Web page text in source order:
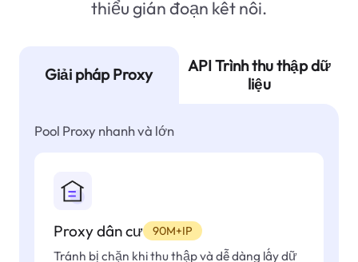
thiểu gián đoạn kết nối.
Giải pháp Proxy
API Trình thu thập dữ
liệu
Pool Proxy nhanh và lớn
Proxy dân cư 90M+IP
Tránh bị chặn khi thu thập và dễ dàng lấy dữ